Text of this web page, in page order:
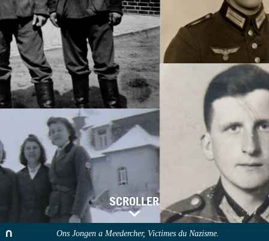
SCROLLER
Ons Jongen a Meedercher, Victimes du Nazisme.